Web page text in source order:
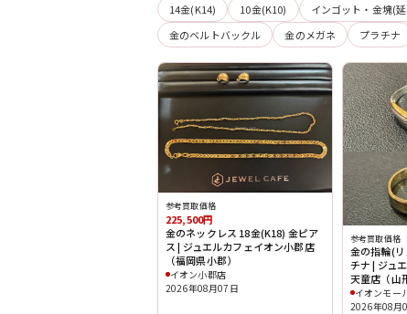
14金(K14)
10金(K10) インゴット・金塊(
金のベルトバックル
金のメガネ プラチナ
参考買取価格
225,500円
金のネックレス 18金(K18) 金ピア
ス | ジュエルカフェイオン小郡店
（福岡県小郡）
イオン小郡店
2026年08月07日
参考買取価格
金の指輪(
チナ | ジュ
天童店（山
イオンモー
2026年08月